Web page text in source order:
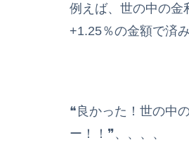
例えば、世の中の金
+1.25％の金額で済み
❝良かった！世の中
ー！！❞、、、、